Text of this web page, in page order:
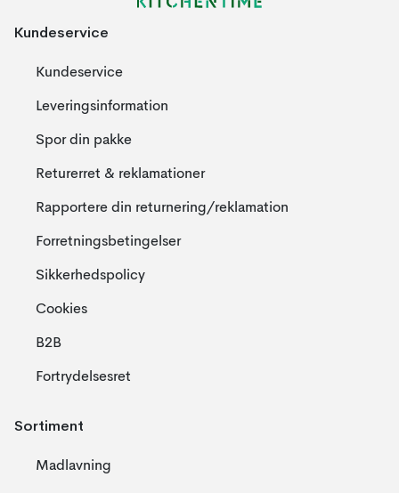
Kundeservice
Kundeservice
Leveringsinformation
Spor din pakke
Returerret & reklamationer
Rapportere din returnering/reklamation
Forretningsbetingelser
Sikkerhedspolicy
Cookies
B2B
Fortrydelsesret
Sortiment
Madlavning